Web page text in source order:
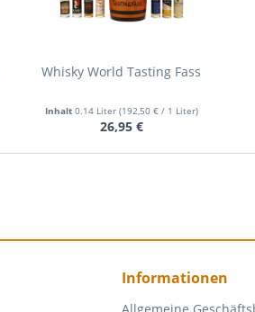
Whisky World Tasting Fass
Inhalt 0.14 Liter (192,50 € / 1 Liter)
26,95 €
Informationen